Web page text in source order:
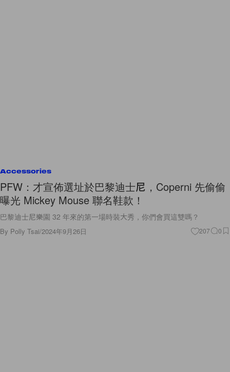
Accessories
PFW：才宣佈選址於巴黎迪士尼，Coperni 先偷偷
曝光 Mickey Mouse 聯名鞋款！
巴黎迪士尼樂園 32 年來的第一場時裝大秀，你們會買這雙嗎？
By Polly Tsai/2024年9月26日 207 0